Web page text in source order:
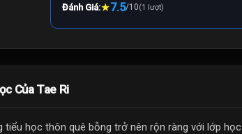
Đánh Giá:★7.5/10(1 lượt)
Của Tae Ri
tiểu học thôn quê bỗng trở nên rộn ràng với lớp